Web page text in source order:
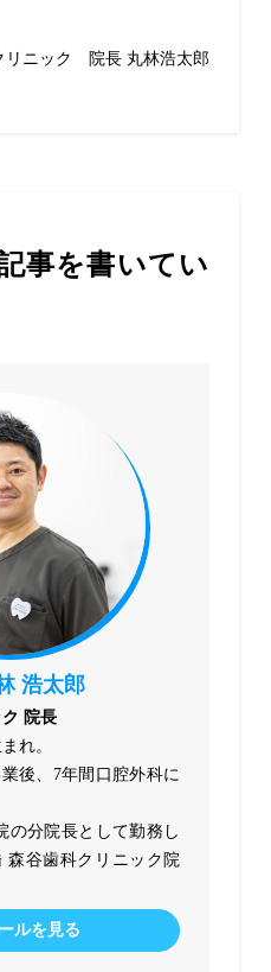
リニック 院長 丸林浩太郎
事を書いてい
浩太郎
院長
れ。
後、7年間口腔外科に
の分院長として勤務し
森谷歯科クリニック院
ルを見る